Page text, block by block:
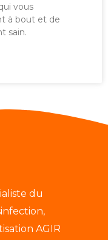
vous
à bout et de
sain.
du
AGIR